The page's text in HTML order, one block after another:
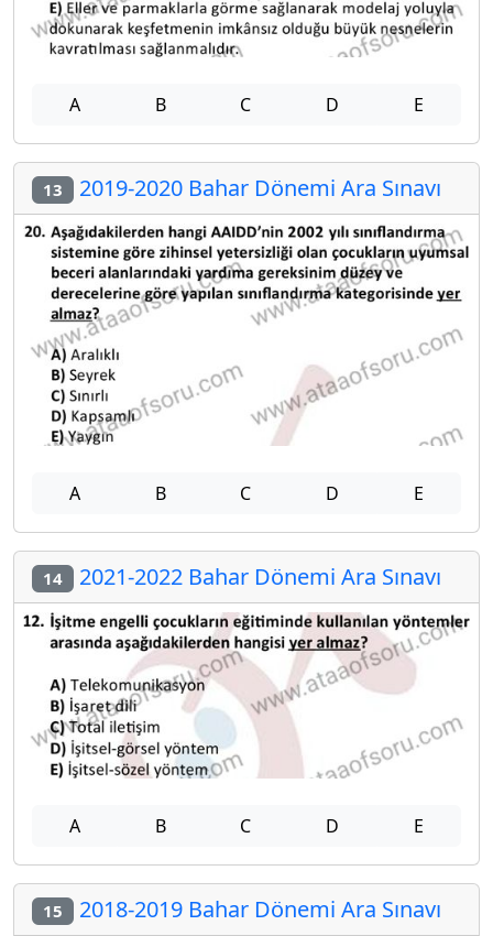
A B C D E
13 2019-2020 Bahar Dönemi Ara Sınavı
A B C D E
14 2021-2022 Bahar Dönemi Ara Sınavı
A B C D E
15 2018-2019 Bahar Dönemi Ara Sınavı